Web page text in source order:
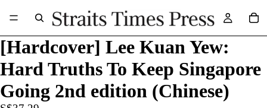
[Hardcover] Lee Kuan Yew:
Hard Truths To Keep Singapore
Going 2nd edition (Chinese)